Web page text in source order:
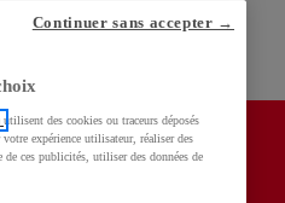
utilisent des cookies ou traceurs déposés
expérience utilisateur, réaliser des
de ces publicités, utiliser des données de
Continuer sans accepter →